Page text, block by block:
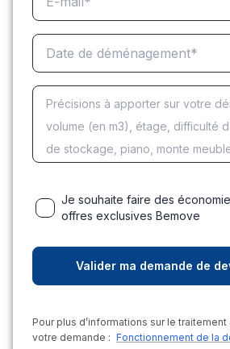
Je souhaite faire des
offres exclusives Bemove
Pour plus d’informations sur le
votre demande : Fonctionnement de la